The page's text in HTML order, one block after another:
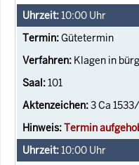
10:00 Uhr
Gütetermin
Klagen in
101
3 Ca
Termin
10:00 Uhr